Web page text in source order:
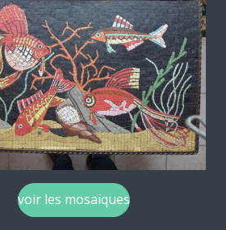
voir les mosaïques